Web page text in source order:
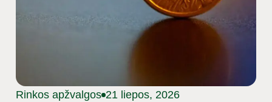
Rinkos apžvalgos 21 liepos, 2026